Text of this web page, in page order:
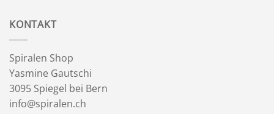
KONTAKT
Spiralen Shop
Yasmine Gautschi
3095 Spiegel bei Bern
info@spiralen.ch